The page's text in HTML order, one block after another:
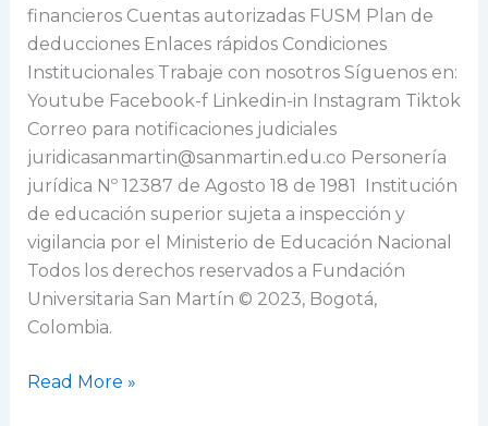
financieros Cuentas autorizadas FUSM Plan de
deducciones Enlaces rápidos Condiciones
Institucionales Trabaje con nosotros Síguenos en:
Youtube Facebook-f Linkedin-in Instagram Tiktok
Correo para notificaciones judiciales
juridicasanmartin@sanmartin.edu.co Personería
jurídica Nº 12387 de Agosto 18 de 1981 Institución
de educación superior sujeta a inspección y
vigilancia por el Ministerio de Educación Nacional
Todos los derechos reservados a Fundación
Universitaria San Martín © 2023, Bogotá,
Colombia.
Read More »